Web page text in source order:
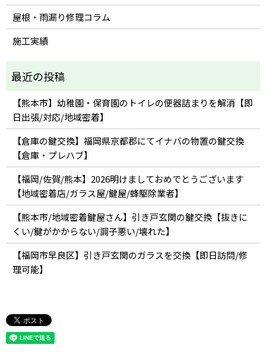
屋根・雨漏り修理コラム
施工実績
【熊本市】幼稚園・保育園のトイレの便器詰まりを解消【即
日出張/対応/地域密着】
【倉庫の鍵交換】福岡県京都郡にてイナバの物置の鍵交換
【倉庫・プレハブ】
【福岡/佐賀/熊本】2026明けましておめでとうございます
【地域密着店/ガラス屋/鍵屋/蜂駆除業者】
【熊本市/地域密着鍵屋さん】引き戸玄関の鍵交換【抜きに
くい/鍵がかからない/調子悪い/壊れた】
【福岡市早良区】引き戸玄関のガラスを交換【即日訪問/修
理可能】